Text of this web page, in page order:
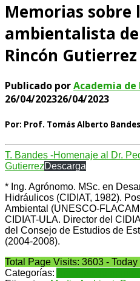
Memorias sobre
ambientalista
Rincón Gutierrez
Publicado porAcademia de
26/04/202326/04/2023
Por: Prof. Tomás Alberto
T. Bandes -Homenaje al Dr.
GutierrezDescarga
* Ing. Agrónomo. MSc. en
Hidráulicos (CIDIAT, 1982).
Ambiental (UNESCO-
CIDIAT-ULA. Director del
del Consejo de Estudios de
(2004-2008).
Total Page Visits: 3603 -
Categorías: